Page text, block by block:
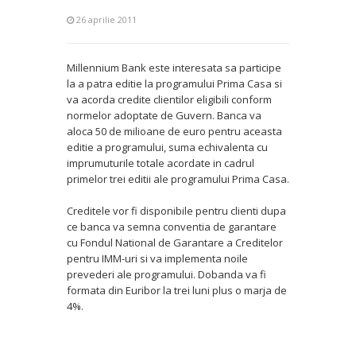
26 aprilie 2011
Millennium Bank este interesata sa participe
la a patra editie la programului Prima Casa si
va acorda credite clientilor eligibili conform
normelor adoptate de Guvern. Banca va
aloca 50 de milioane de euro pentru aceasta
editie a programului, suma echivalenta cu
imprumuturile totale acordate in cadrul
primelor trei editii ale programului Prima Casa.
Creditele vor fi disponibile pentru clienti dupa
ce banca va semna conventia de garantare
cu Fondul National de Garantare a Creditelor
pentru IMM-uri si va implementa noile
prevederi ale programului. Dobanda va fi
formata din Euribor la trei luni plus o marja de
4%.